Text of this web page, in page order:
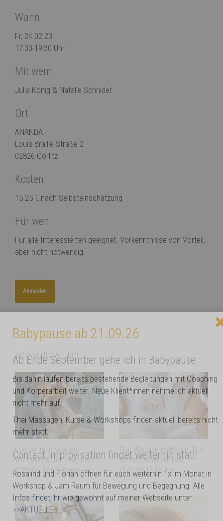
Wann
Fr, 24.02.23
17:30-19:30 Uhr
Mit wem
Julia König & Natalie Schnider
Ort
ANANDA
Louis-Braille-Straße 2
02826 Görlitz
Kosten
15-25 € nach Selbsteinschätzung
Für wen
Für alle Interessierten geeignet. Vorkenntnisse von Vorteil,
aber nicht notwendig.
Anmelden
Verwandte Artikel
Contact Improvisation:
Workshop & Jam | Aug-Dez
2026, So, 1x pro Monat
Thai Massage Workshop „Aus
der Mitte wachsen“ | So,
19.04.26, 15-18 Uhr
Babypause ab 21.09.26
Ab Ende September gehe ich in Babypause
Bis dahin laufen bereits bestehende Begleitungen mit Coaching
und Körperarbeit weiter. Neue Klient*innen nehme ich aktuell
nicht mehr auf.
Thai Massagen, Kurse & Workshops finden aktuell bereits nicht
mehr statt.
Contact Improvisation findet weiterhin statt!
Rosalind und Florian öffnen für euch weiterhin 1x im Monat in
Workshop & Jam Raum für Bewegung und Begegnung. Alle
Infos findet ihr wie gewohnt auf meiner Webseite unter
>>AKTUELLES